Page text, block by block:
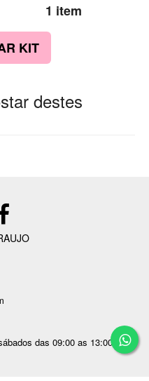
1 item
KIT
destes
das 09:00 as 13:00